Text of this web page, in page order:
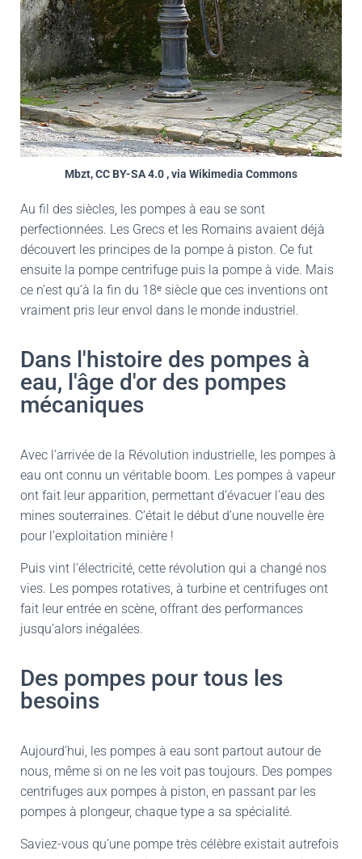
Mbzt, CC BY-SA 4.0 , via Wikimedia Commons
Au fil des siècles, les pompes à eau se sont
perfectionnées. Les Grecs et les Romains avaient déjà
découvert les principes de la pompe à piston. Ce fut
ensuite la pompe centrifuge puis la pompe à vide. Mais
ce n’est qu’à la fin du 18ᵉ siècle que ces inventions ont
vraiment pris leur envol dans le monde industriel.
Dans l'histoire des pompes à
eau, l'âge d'or des pompes
mécaniques
Avec l’arrivée de la Révolution industrielle, les pompes à
eau ont connu un véritable boom. Les pompes à vapeur
ont fait leur apparition, permettant d’évacuer l’eau des
mines souterraines. C’était le début d’une nouvelle ère
pour l’exploitation minière !
Puis vint l’électricité, cette révolution qui a changé nos
vies. Les pompes rotatives, à turbine et centrifuges ont
fait leur entrée en scène, offrant des performances
jusqu’alors inégalées.
Des pompes pour tous les
besoins
Aujourd’hui, les pompes à eau sont partout autour de
nous, même si on ne les voit pas toujours. Des pompes
centrifuges aux pompes à piston, en passant par les
pompes à plongeur, chaque type a sa spécialité.
Saviez-vous qu’une pompe très célèbre existait autrefois